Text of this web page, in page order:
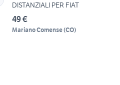
DISTANZIALI PER FIAT
49 €
Mariano Comense(CO)